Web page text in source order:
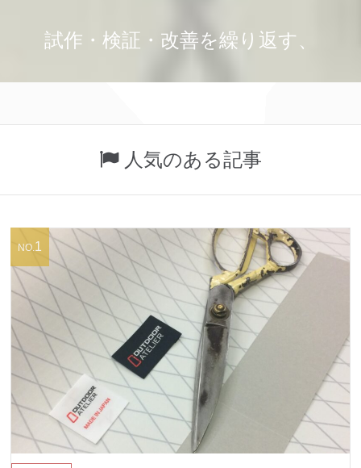
試作・検証・改善を繰り返す、
オリジナルバッグ、業務用バッグ、専用ケースの仕
様整理・資材選定・試作・テスト生産を支援する東
京のバッグ工房です。
人気のある記事
NO.1